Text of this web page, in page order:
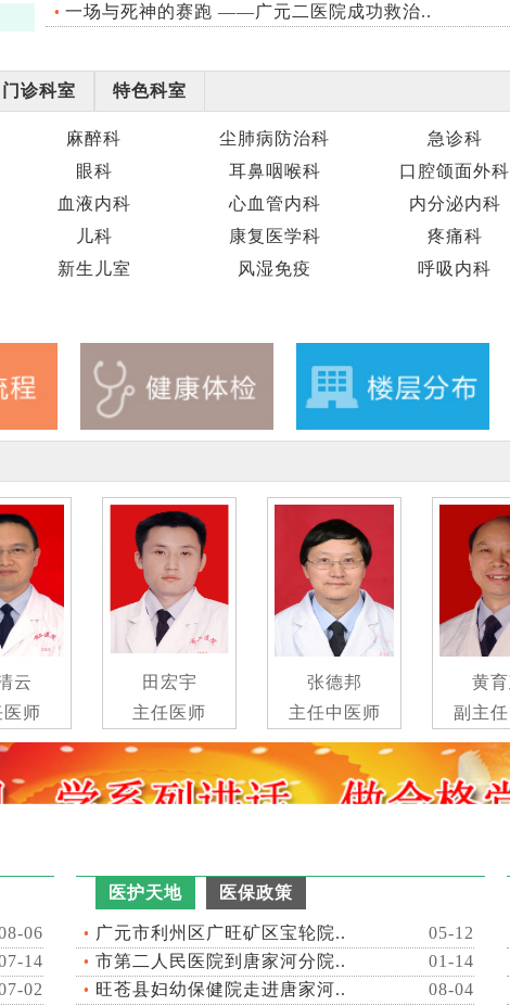
广元市第二人民医院召开“迎大运 保安全”专题
一场与死神的赛跑 ——广元二医院成功救治..
门诊科室 特色科室
麻醉科 尘肺病防治科 急诊科
眼科 耳鼻咽喉科 口腔颌面外科
血液内科 心血管内科 内分泌内科
儿科 康复医学科 疼痛科
新生儿室 风湿免疫 呼吸内科
田宏宇
主任医师
张德邦
主任中医师
黄育政
副主任医师
06
14
02
医护天地 医保政策
广元市利州区广旺矿区宝轮院..
05-12
市第二人民医院到唐家河分院..
01-14
旺苍县妇幼保健院走进唐家河..
08-04